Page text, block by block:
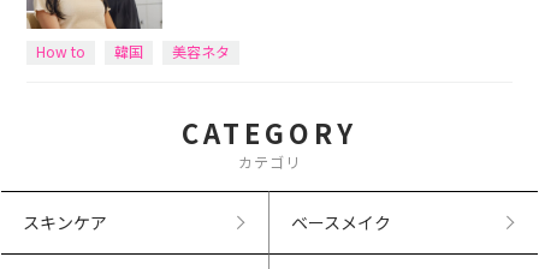
How to 韓国 美容ネタ
CATEGORY
カテゴリ
スキンケア ベースメイク